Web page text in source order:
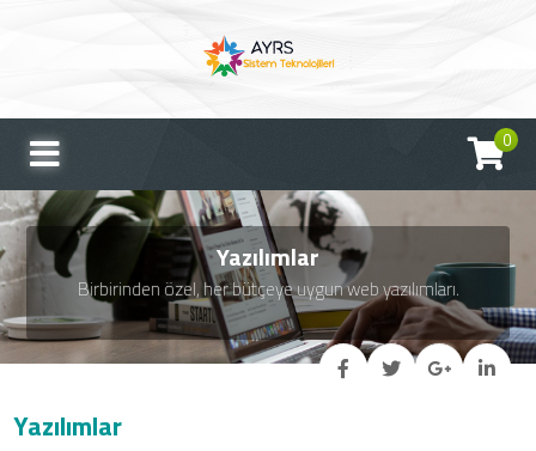
0
Yazılımlar
Birbirinden özel, her bütçeye uygun web yazılımları.
Yazılımlar